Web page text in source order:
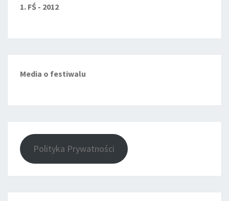
1. FŚ - 2012
Media o festiwalu
Polityka Prywatności